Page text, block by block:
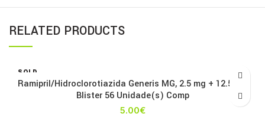
RELATED PRODUCTS
SOLD
OUT
Ramipril/Hidroclorotiazida Generis MG, 2.5 mg + 12.5 mg
Blister 56 Unidade(s) Comp
5.00€